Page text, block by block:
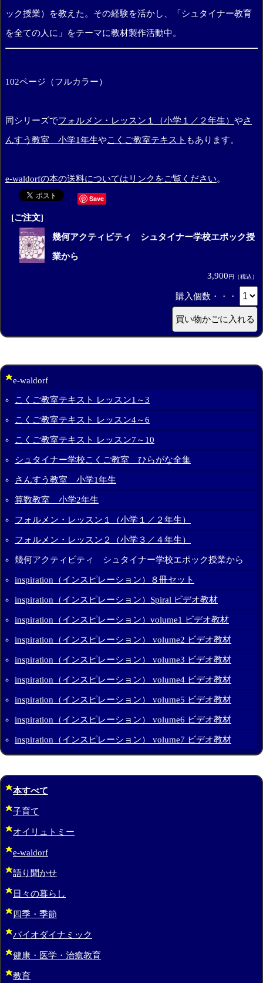
ック授業）を教えた。その経験を活かし、「シュタイナー教育
を全ての人に」をテーマに教材製作活動中。
102ページ（フルカラー）
同シリーズでフォルメン・レッスン１（小学１／２年生） やさ
んすう教室 小学1年生やこくご教室テキスト もあります。
e-waldorfの本の送料についてはリンクをご覧ください。
Save
[ご注文]
幾何アクティビティ シュタイナー学校エポック授
業から
3,900円（税込）
購入個数・・・
e-waldorf
こくご教室テキスト レッスン1～3
こくご教室テキスト レッスン4～6
こくご教室テキスト レッスン7～10
シュタイナー学校こくご教室 ひらがな全集
さんすう教室 小学1年生
算数教室 小学2年生
フォルメン・レッスン１（小学１／２年生）
フォルメン・レッスン２（小学３／４年生）
幾何アクティビティ シュタイナー学校エポック授業から
inspiration（インスピレーション）８冊セット
inspiration（インスピレーション）Spiral ビデオ教材
inspiration（インスピレーション）volume1 ビデオ教材
inspiration（インスピレーション） volume2 ビデオ教材
inspiration（インスピレーション） volume3 ビデオ教材
inspiration（インスピレーション） volume4 ビデオ教材
inspiration（インスピレーション） volume5 ビデオ教材
inspiration（インスピレーション） volume6 ビデオ教材
inspiration（インスピレーション） volume7 ビデオ教材
本すべて
子育て
オイリュトミー
e-waldorf
語り聞かせ
日々の暮らし
四季・季節
バイオダイナミック
健康・医学・治癒教育
教育